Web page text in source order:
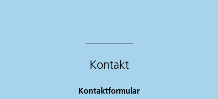
Kontakt
Kontaktformular